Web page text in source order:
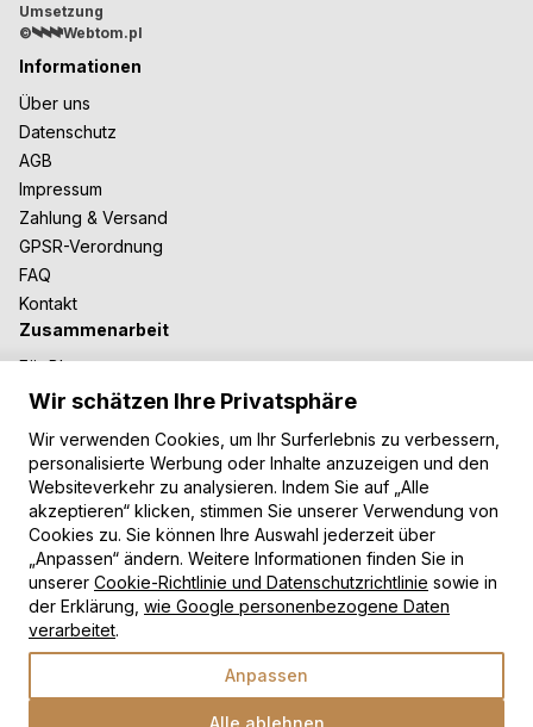
Umsetzung
©
Webtom.pl
Informationen
Über uns
Datenschutz
AGB
Impressum
Zahlung & Versand
GPSR-Verordnung
FAQ
Kontakt
Zusammenarbeit
Für Blogger
B2B-Zusammenarbeit
Moderne Teppiche
Vintage Teppiche
Shaggy Teppiche
Kinderteppiche
Zahlungsarten
Wir schätzen Ihre Privatsphäre
Wir verwenden Cookies, um Ihr Surferlebnis zu verbessern,
personalisierte Werbung oder Inhalte anzuzeigen und den
Websiteverkehr zu analysieren. Indem Sie auf „Alle
akzeptieren“ klicken, stimmen Sie unserer Verwendung von
Cookies zu. Sie können Ihre Auswahl jederzeit über
„Anpassen“ ändern. Weitere Informationen finden Sie in
unserer Cookie-Richtlinie und Datenschutzrichtlinie sowie in
der Erklärung, wie Google personenbezogene Daten
verarbeitet.
Anpassen
Alle ablehnen